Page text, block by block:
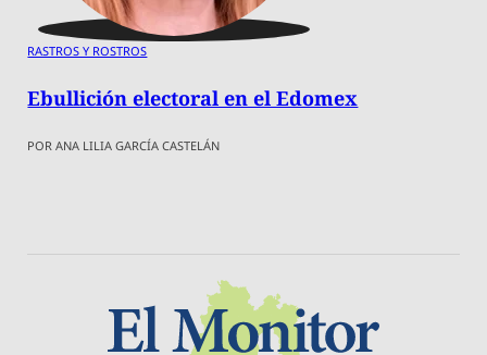
RASTROS Y ROSTROS
Ebullición electoral en el Edomex
POR ANA LILIA GARCÍA CASTELÁN